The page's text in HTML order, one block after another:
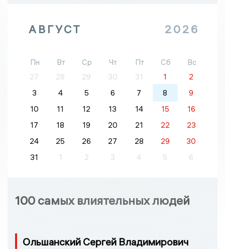
АВГУСТ 2026
Пн Вт Ср Чт Пт Сб
Вс
27
28 29 30 31 1
2
3
4 5 6 7 8
9
10
11 12 13 14 15
16
17
18 19 20 21 22
23
24
25 26 27 28 29
30
31
1 2 3 4 5 6
100 самых влиятельных людей
Ольшанский Сергей Владимирович